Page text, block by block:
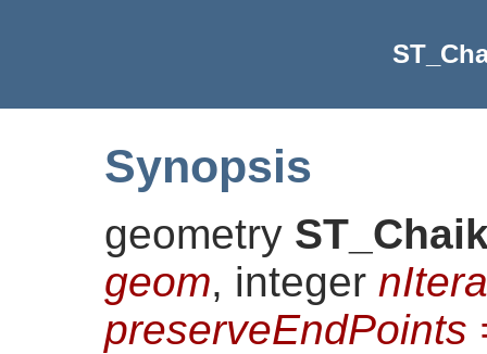
Synopsis
geometry
geom, integer
preserveEndPoints